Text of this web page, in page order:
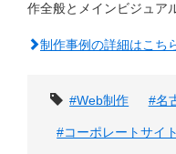
作全般とメインビジュア
制作事例の詳細はこち
タグ
#Web制作 #名
#コーポレートサイト